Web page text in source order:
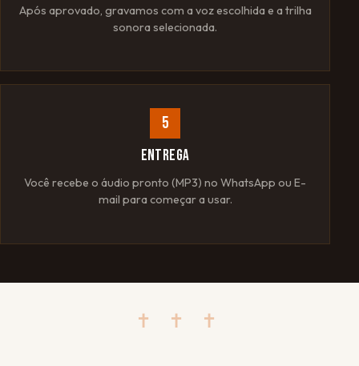
Após aprovado, gravamos com a voz escolhida e a trilha
sonora selecionada.
5
ENTREGA
Você recebe o áudio pronto (MP3) no WhatsApp ou E-
mail para começar a usar.
✝ ✝ ✝